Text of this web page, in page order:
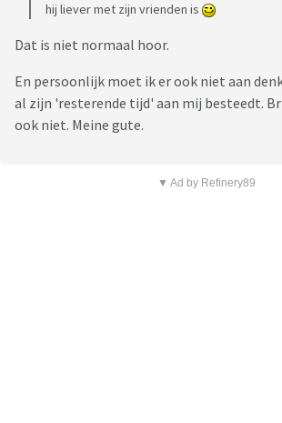
hij liever met zijn vrienden is
Dat is niet normaal hoor.
En persoonlijk moet ik er ook niet aan
al zijn 'resterende tijd' aan mij besteedt.
ook niet. Meine gute.
▼ Ad by Refinery89